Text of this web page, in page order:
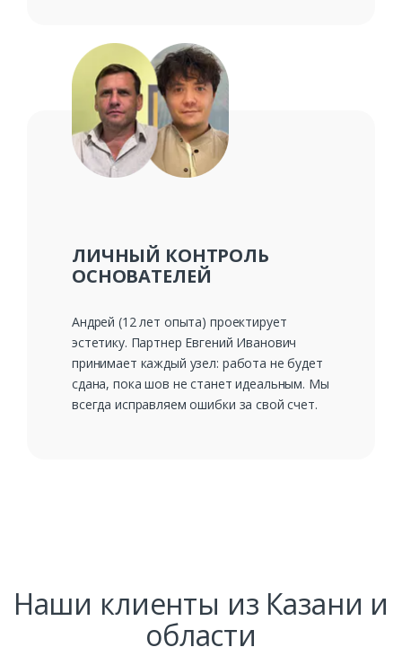
ЛИЧНЫЙ КОНТРОЛЬ
ОСНОВАТЕЛЕЙ
Андрей (12 лет опыта) проектирует
эстетику. Партнер Евгений Иванович
принимает каждый узел: работа не будет
сдана, пока шов не станет идеальным. Мы
всегда исправляем ошибки за свой счет.
Наши клиенты из Казани и
области